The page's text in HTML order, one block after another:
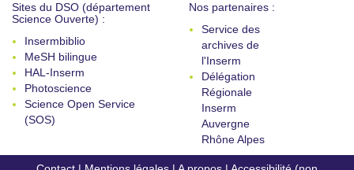
Sites du DSO (département
Science Ouverte) :
Insermbiblio
MeSH bilingue
HAL-Inserm
Photoscience
Science Open Service
(SOS)
Nos partenaires :
Service des
archives de
l'Inserm
Délégation
Régionale
Inserm
Auvergne
Rhône Alpes